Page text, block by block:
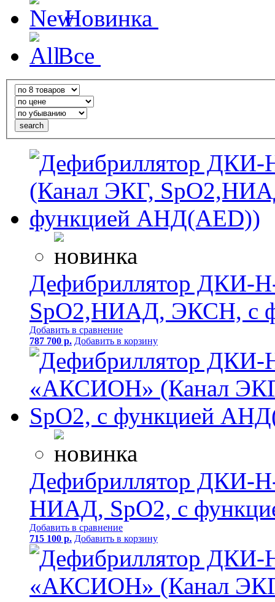
Новинка
Все
Дефибриллятор ДКИ-
SpO2,НИАД, ЭКСН, с
Добавить в сравнение
787 700 р. Добавить в корзину
Дефибриллятор ДКИ-
НИАД, SpO2, с
Добавить в сравнение
715 100 р. Добавить в корзину